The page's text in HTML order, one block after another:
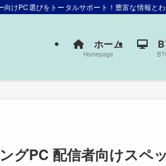
けPC選びをトータルサポート！豊富な情報と
ホーム
Homepage
グPC 配信者向けスペ